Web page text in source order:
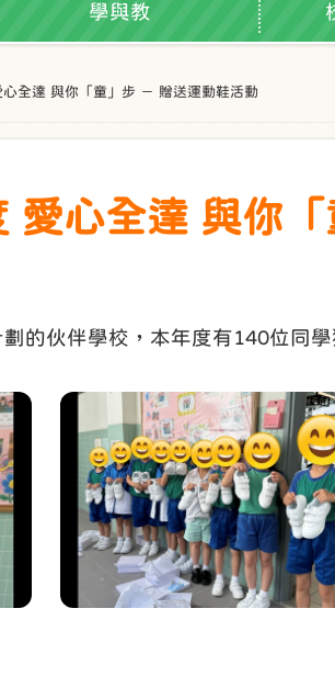
學與教
全達 與你「童」步 － 贈送運動鞋活動
心全達 與你
的伙伴學校，本年度有140位同學